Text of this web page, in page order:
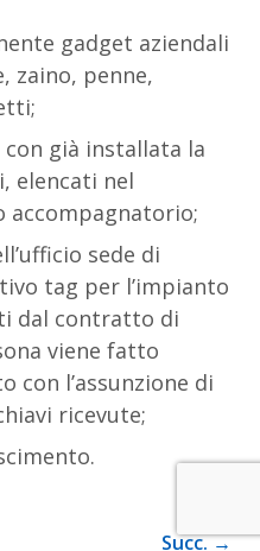
gadget aziendali
zaino, penne,
già installata la
elencati nel
accompagnatorio;
sede di
tag per l’impianto
dal contratto di
viene fatto
con l’assunzione di
ricevute;
Succ. →